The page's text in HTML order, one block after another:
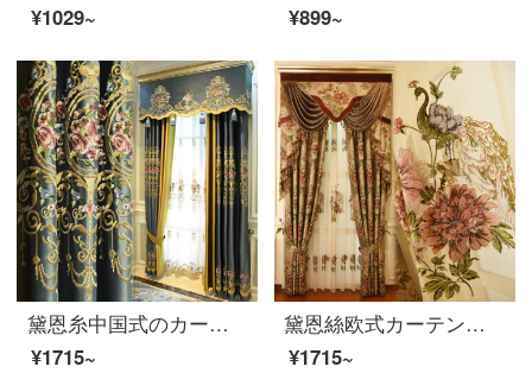
¥1029~
¥899~
黛恩糸中国式のカーテンをカスタマイズしました。リビングルームにシルクの刺繍カーテンを作ったものです。アメリカ式ヨーロッパ式の古典中国風の新しい中国風のカーテンBタイプの布の幅が一メートルです。専ら撮ります。
¥1715~
黛恩絲欧式カーテン布高級刺繍牡丹豪華孔雀復古浮き彫り工芸高級別荘リビングルームの遮光布一メートル（包装加工、カーテンと部品は別です。）
¥1715~